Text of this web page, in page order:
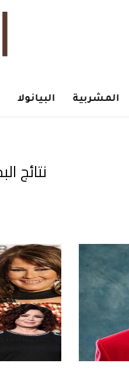
المشربية البيانولا
نتائج